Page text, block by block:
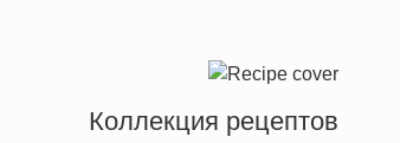
Коллекция рецептов